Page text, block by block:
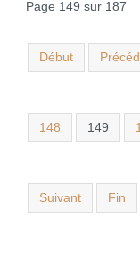
Page 149 sur 187
Début
148 149
Suivant Fin